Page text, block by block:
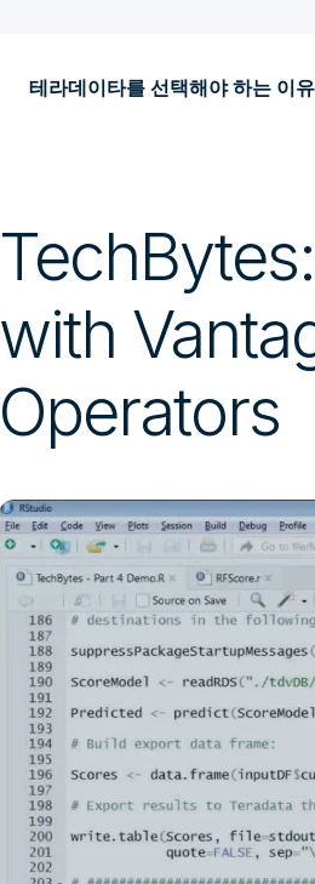
테라데이타를 선택해야 하는 이유
with
Operators